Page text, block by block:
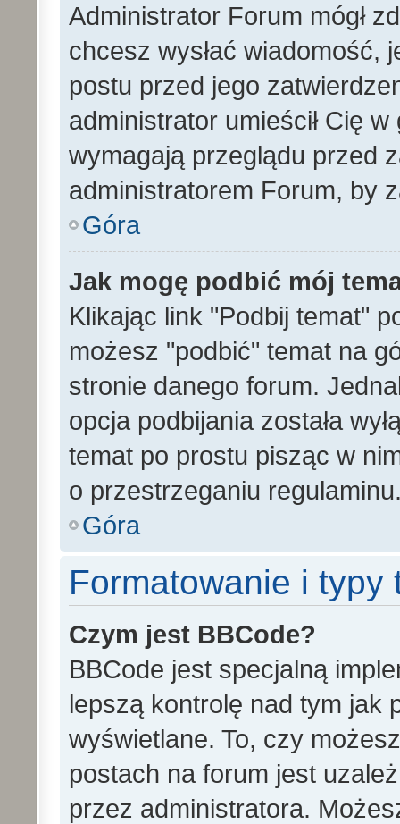
Administrator Forum mógł
chcesz wysłać wiadomość,
postu przed jego
administrator umieścił Cię
wymagają przeglądu przed
administratorem Forum, by
Góra
Jak mogę podbić mój
Klikając link "Podbij temat"
możesz "podbić" temat na
stronie danego forum.
opcja podbijania została
temat po prostu pisząc w
o przestrzeganiu
Góra
Formatowanie i typy
Czym jest BBCode?
BBCode jest specjalną
lepszą kontrolę nad tym jak
wyświetlane. To, czy
postach na forum jest
przez administratora.